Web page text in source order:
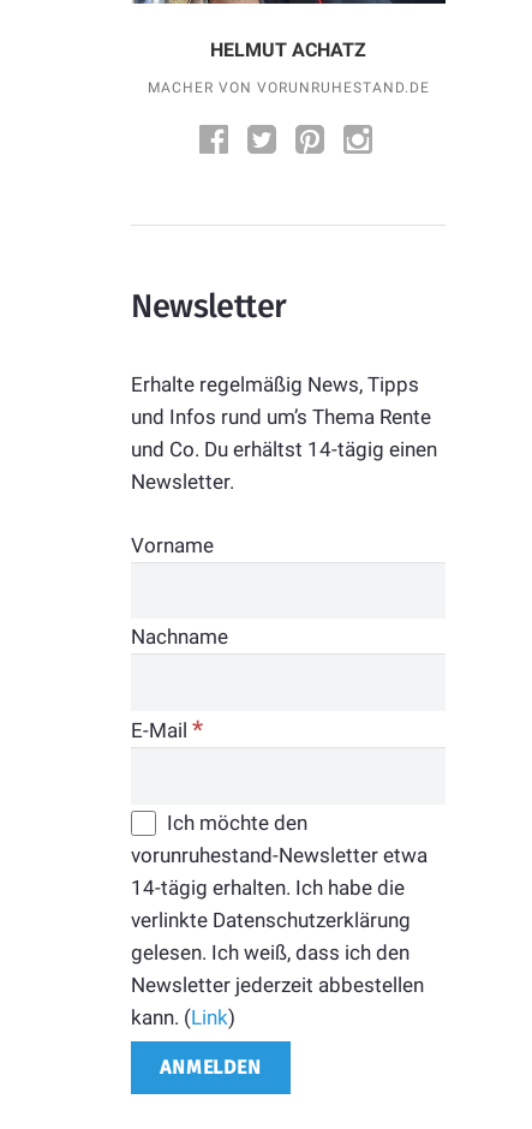
HELMUT ACHATZ
MACHER VON VORUNRUHESTAND.DE
Newsletter
Erhalte regelmäßig News, Tipps
und Infos rund um’s Thema Rente
und Co. Du erhältst 14-tägig einen
Newsletter.
Vorname
Nachname
E-Mail*
Ich möchte den
vorunruhestand-Newsletter etwa
14-tägig erhalten. Ich habe die
verlinkte Datenschutzerklärung
gelesen. Ich weiß, dass ich den
Newsletter jederzeit abbestellen
kann. (Link)